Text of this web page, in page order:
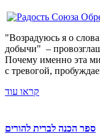
"Возрадуюсь я о
добычи" –
Почему именно эта
с тревогой,
קראו עוד
ספר הכנה לברית להורים